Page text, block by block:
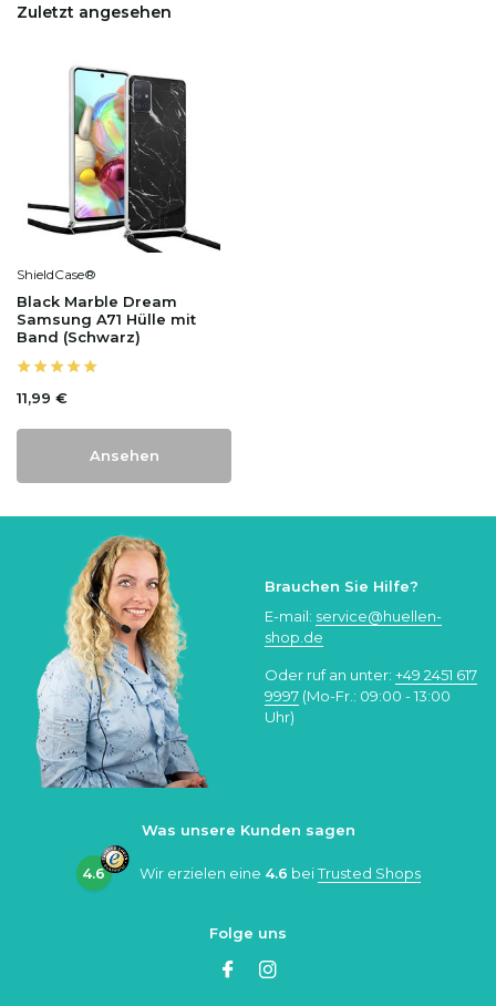
Zuletzt angesehen
ShieldCase®
Black Marble Dream
Samsung A71 Hülle mit
Band (Schwarz)
11,99 €
Ansehen
Brauchen Sie Hilfe?
E-mail: service@huellen-
shop.de
Oder ruf an unter: +49 2451 617
9997 (Mo-Fr.: 09:00 - 13:00
Uhr)
Was unsere Kunden sagen
4.6 Wir erzielen eine 4.6 beiTrusted Shops
Folge uns